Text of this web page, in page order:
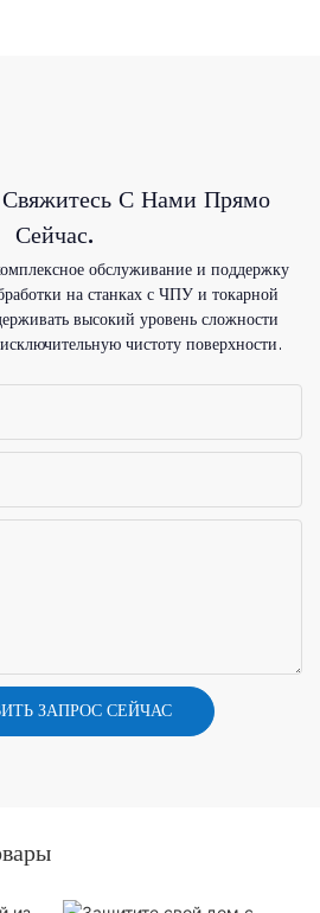
С Нами Прямо
Сейчас.
обслуживание и поддержку
на станках с ЧПУ и токарной
высокий уровень сложности
чистоту поверхности.
ЗАПРОС СЕЙЧАС